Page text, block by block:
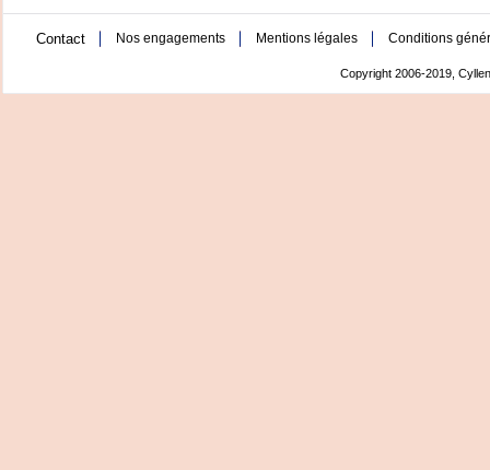
Contact Nos engagements Mentions légales Conditions
Copyright 2006-2019,